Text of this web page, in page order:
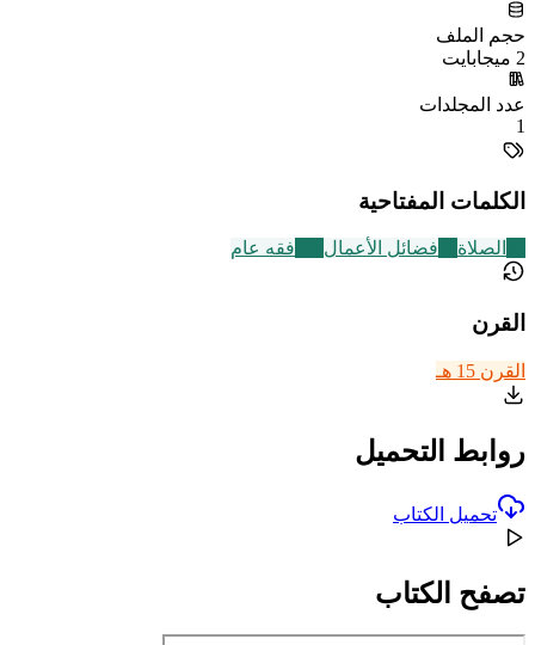
حجم الملف
2 ميجابايت
عدد المجلدات
1
الكلمات المفتاحية
الصلاة فضائل الأعمال فقه عام
القرن
القرن 15 هـ
روابط التحميل
تحميل الكتاب
تصفح الكتاب